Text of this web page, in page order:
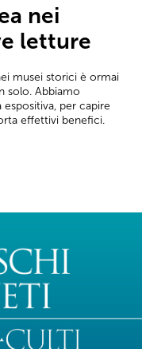
nei
letture
musei storici è ormai
solo. Abbiamo
per capire
effettivi benefici.